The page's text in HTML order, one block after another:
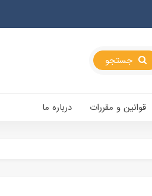
قوانین و مقررات درباره ما